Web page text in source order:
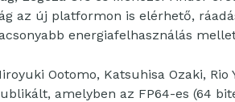
az új platformon is elérhető,
energiafelhasználás
Ootomo, Katsuhisa Ozaki, Rio
amelyben az FP64-es (64